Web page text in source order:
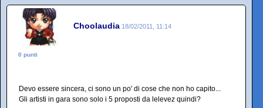
Choolaudia 18/02/2011, 11:14
0 punti
Devo essere sincera, ci sono un po' di cose che non ho capito...
Gli artisti in gara sono solo i 5 proposti da lelevez quindi?